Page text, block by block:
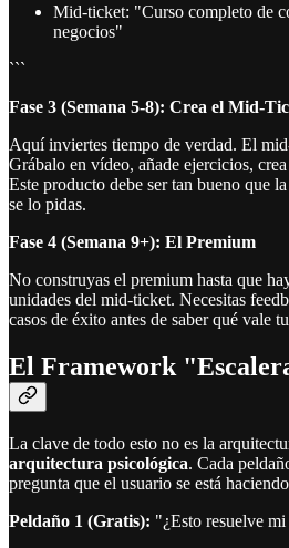
Mid-ticket: "Curso completo de
negocios"
```
Fase 3 (Semana 5-8): Crea el Mid-
Aquí inviertes tiempo de verdad. El
Grábalo en vídeo, añade ejercicios,
Este producto debe ser tan bueno que
se lo pidas.
Fase 4 (Semana 9+): El Premium
No construyas el premium hasta que
unidades del mid-ticket. Necesitas
casos de éxito antes de saber qué vale
El Framework
La clave de todo esto no es la
arquitectura psicológica. Cada
pregunta que el usuario se está
Peldaño 1 (Gratis): "¿Esto resuelve